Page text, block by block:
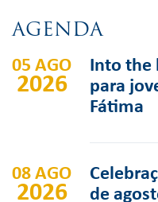
AGENDA
05 AGO
2026
Into the
para
Fátima
08 AGO
2026
de